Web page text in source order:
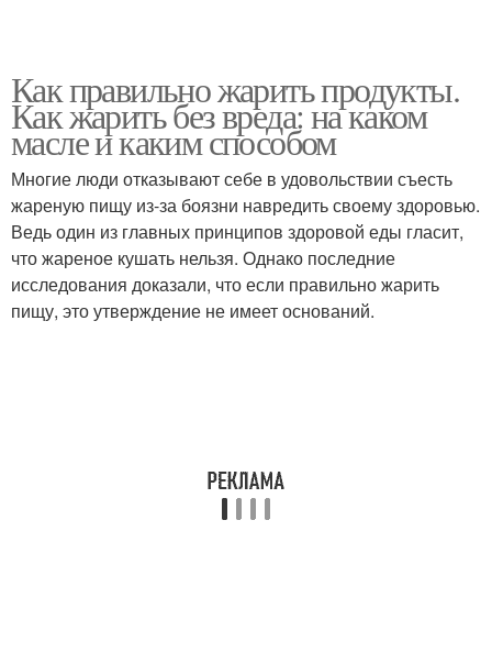
Как правильно жарить продукты.
Как жарить без вреда: на каком
масле и каким способом
Многие люди отказывают себе в удовольствии съесть
жареную пищу из-за боязни навредить своему здоровью.
Ведь один из главных принципов здоровой еды гласит,
что жареное кушать нельзя. Однако последние
исследования доказали, что если правильно жарить
пищу, это утверждение не имеет оснований.